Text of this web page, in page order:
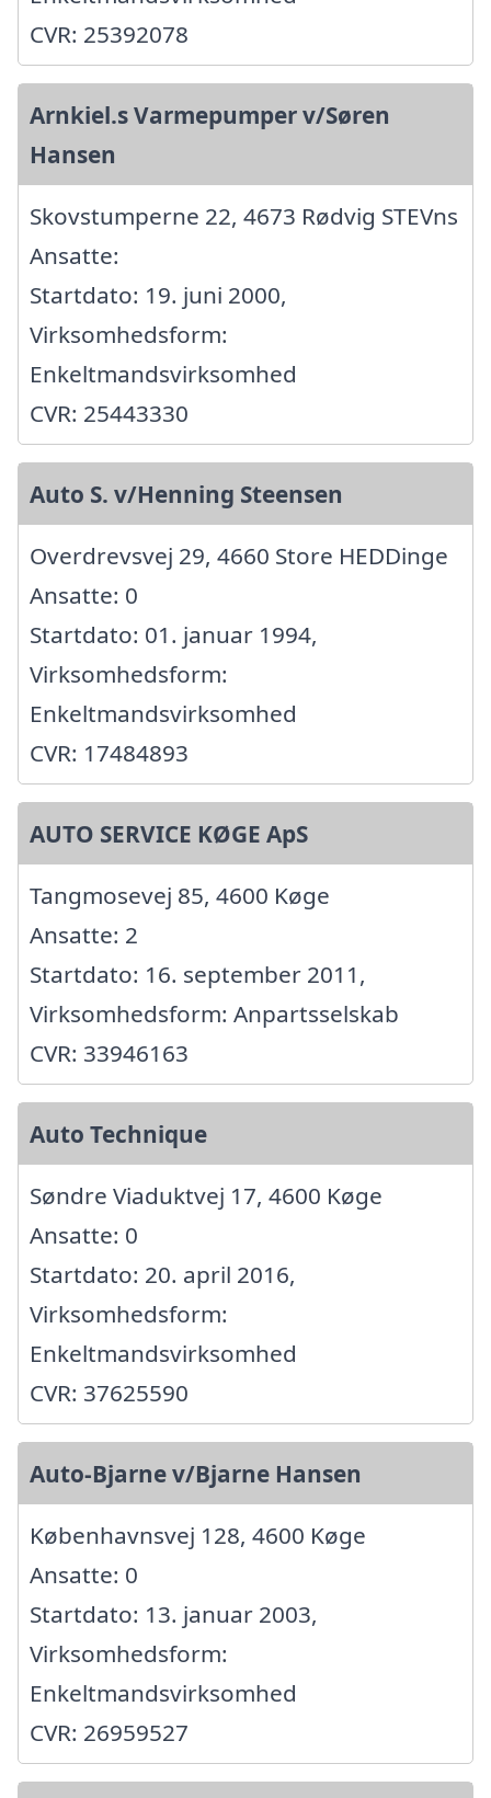
CVR: 25392078
Arnkiel.s Varmepumper v/Søren
Hansen
Skovstumperne 22, 4673 Rødvig STEVns
Ansatte:
Startdato: 19. juni 2000,
Virksomhedsform:
Enkeltmandsvirksomhed
CVR: 25443330
Auto S. v/Henning Steensen
Overdrevsvej 29, 4660 Store HEDDinge
Ansatte: 0
Startdato: 01. januar 1994,
Virksomhedsform:
Enkeltmandsvirksomhed
CVR: 17484893
AUTO SERVICE KØGE ApS
Tangmosevej 85, 4600 Køge
Ansatte: 2
Startdato: 16. september 2011,
Virksomhedsform: Anpartsselskab
CVR: 33946163
Auto Technique
Søndre Viaduktvej 17, 4600 Køge
Ansatte: 0
Startdato: 20. april 2016,
Virksomhedsform:
Enkeltmandsvirksomhed
CVR: 37625590
Auto-Bjarne v/Bjarne Hansen
Københavnsvej 128, 4600 Køge
Ansatte: 0
Startdato: 13. januar 2003,
Virksomhedsform:
Enkeltmandsvirksomhed
CVR: 26959527